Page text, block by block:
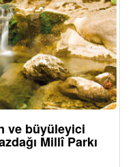
ve büyüleyici
Millî Parkı